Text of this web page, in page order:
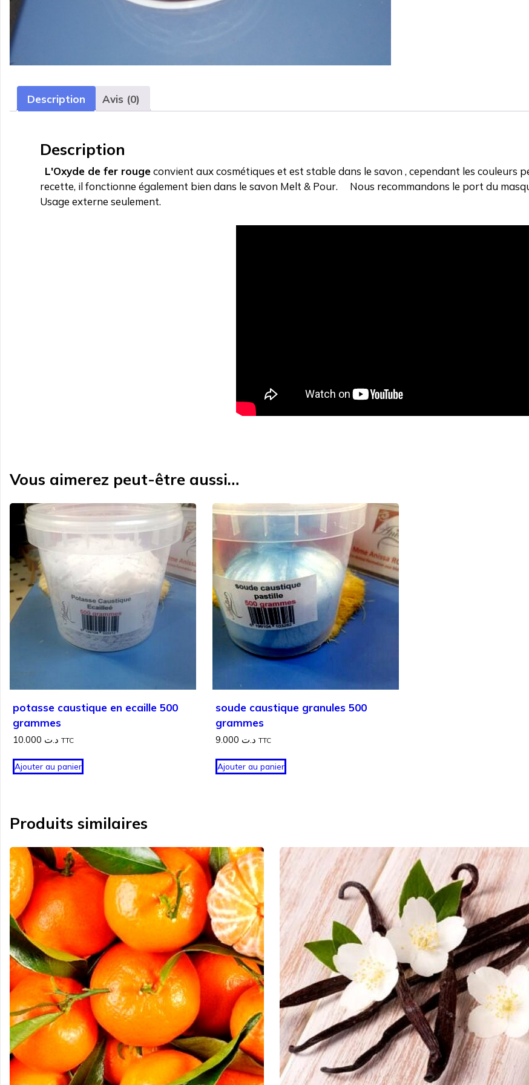
Description Avis (0)
Description
L'Oxyde de fer rougeconvient aux cosmétiques et est stable dans le savon , cependant les
recette, il fonctionne également bien dans le savon Melt & Pour. Nous recommandons le port du
Usage externe seulement.
Vous aimerez peut-être aussi…
potasse caustique en ecaille 500
grammes
د.ت TTC
Ajouter au panier
soude caustique granules 500
grammes
د.ت TTC
Ajouter au panier
Produits similaires